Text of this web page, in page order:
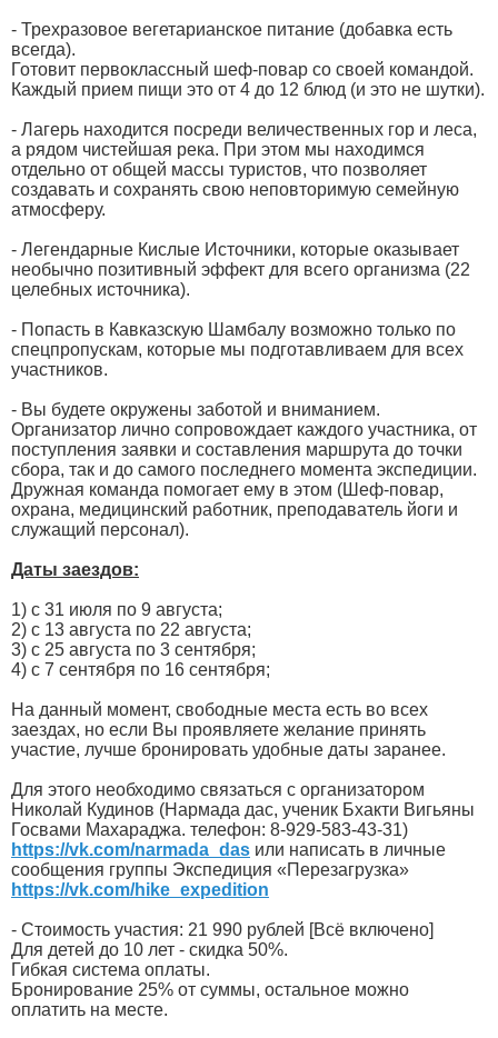
- Трехразовое вегетарианское питание (добавка есть
всегда).
Готовит первоклассный шеф-повар со своей командой.
Каждый прием пищи это от 4 до 12 блюд (и это не шутки).
- Лагерь находится посреди величественных гор и леса,
а рядом чистейшая река. При этом мы находимся
отдельно от общей массы туристов, что позволяет
создавать и сохранять свою неповторимую семейную
атмосферу.
- Легендарные Кислые Источники, которые оказывает
необычно позитивный эффект для всего организма (22
целебных источника).
- Попасть в Кавказскую Шамбалу возможно только по
спецпропускам, которые мы подготавливаем для всех
участников.
- Вы будете окружены заботой и вниманием.
Организатор лично сопровождает каждого участника, от
поступления заявки и составления маршрута до точки
сбора, так и до самого последнего момента экспедиции.
Дружная команда помогает ему в этом (Шеф-повар,
охрана, медицинский работник, преподаватель йоги и
служащий персонал).
Даты заездов:
1) с 31 июля по 9 августа;
2) с 13 августа по 22 августа;
3) с 25 августа по 3 сентября;
4) с 7 сентября по 16 сентября;
На данный момент, свободные места есть во всех
заездах, но если Вы проявляете желание принять
участие, лучше бронировать удобные даты заранее.
Для этого необходимо связаться с организатором
Николай Кудинов (Нармада дас, ученик Бхакти Вигьяны
Госвами Махараджа. телефон: 8-929-583-43-31)
https://vk.com/narmada_das или написать в личные
сообщения группы Экспедиция «Перезагрузка»
https://vk.com/hike_expedition
- Стоимость участия: 21 990 рублей [Всё включено]
Для детей до 10 лет - скидка 50%.
Гибкая система оплаты.
Бронирование 25% от суммы, остальное можно
оплатить на месте.